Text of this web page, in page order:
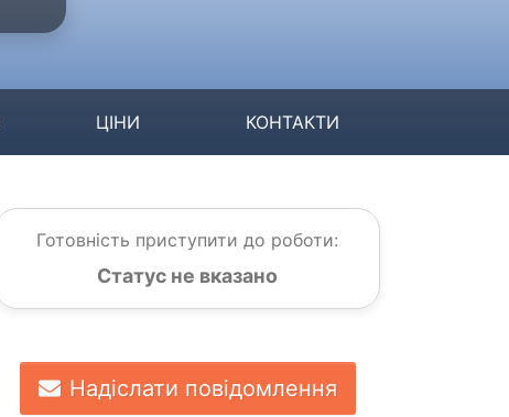
ЦІНИ КОНТАКТИ
Готовність приступити до роботи:
Статус не вказано
Надіслати повідомлення